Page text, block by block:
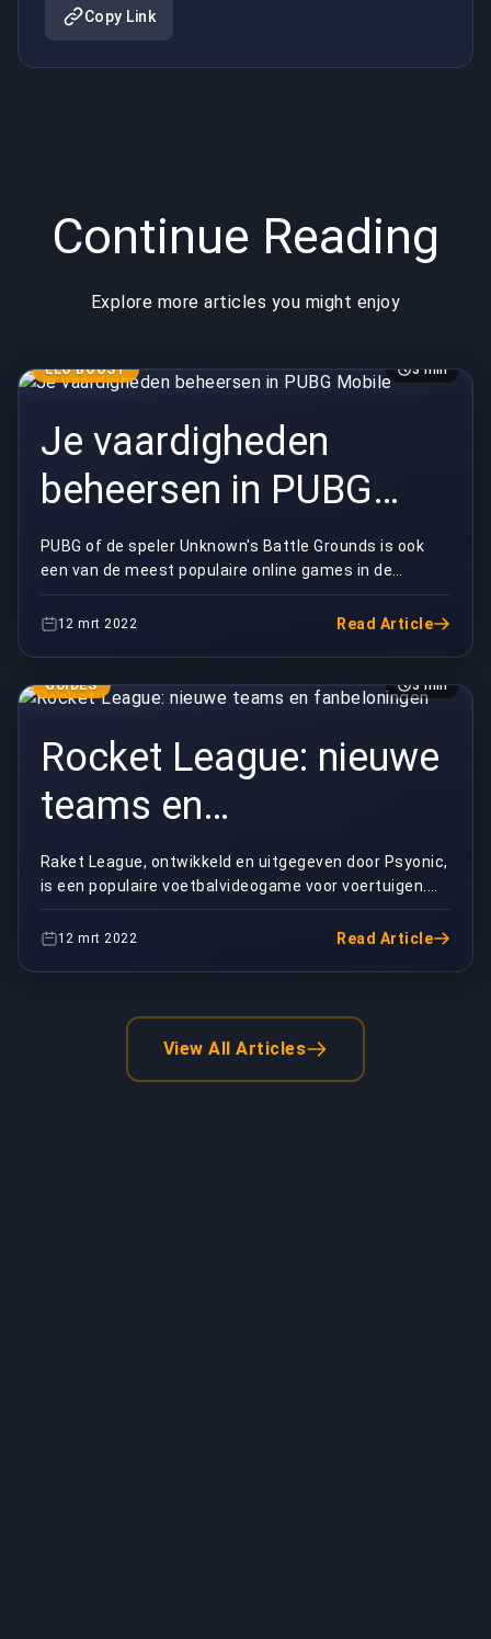
Copy Link
Continue Reading
Explore more articles you might enjoy
ELO BOOST 3 min
Je vaardigheden
beheersen in PUBG
Mobile
PUBG of de speler Unknown's Battle Grounds is ook
een van de meest populaire online games in de
digitale wereld van vandaag. Via PUBG Mobile kun je
va...12 mrt 2022 Read Article
GUIDES 3 min
Rocket League: nieuwe
teams en
fanbeloningen
Raket League, ontwikkeld en uitgegeven door Psyonic,
is een populaire voetbalvideogame voor voertuigen.
Rocket League werd voor het eerst uitgebracht ...
12 mrt 2022 Read Article
View All Articles